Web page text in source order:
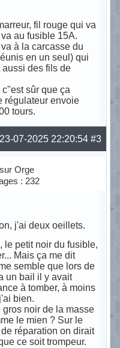
fil rouge qui va
au fusible 15A.
à la carcasse du
en un seul) qui
des fils de
sûr que ça
régulateur envoie
tours.
#3
23-07-2025 22:20:54
Orge
: 232
j'ai deux oeillets.
le petit noir du fusible,
Mais ça me dit
semble que lors de
un bail il y avait
à tomber, à moins
bien.
gros noir de la masse
le mien ? Sur le
réparation on dirait
ce soit trompeur.